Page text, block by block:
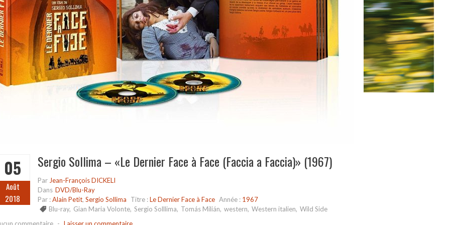
05
Août
2018
Sergio Sollima – «Le Dernier Face à Face (Faccia a Faccia)» (1967)
Par Jean-François DICKELI
Dans DVD/Blu-Ray
Par :Alain Petit, Sergio Sollima Titre :Le Dernier Face à Face Année : 1967
Blu-ray, Gian Maria Volonte, Sergio Solllima, Tomás Milián, western, Western italien, Wild Side